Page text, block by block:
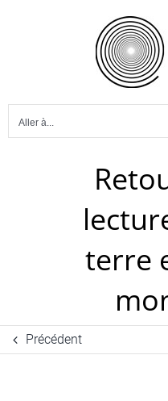
Aller à...
terre
Précédent